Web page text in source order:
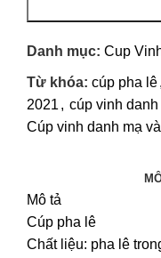
Danh mục: Cup
Từ khóa: cúp pha lê,
2021 , cúp vinh danh
Cúp vinh danh mạ
Mô tả
Cúp pha lê
Chất liệu: pha lê